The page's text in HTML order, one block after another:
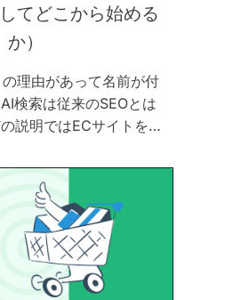
てどこから始める
か）
理由があって名前が付
検索は従来のSEOとは
説明ではECサイトを…